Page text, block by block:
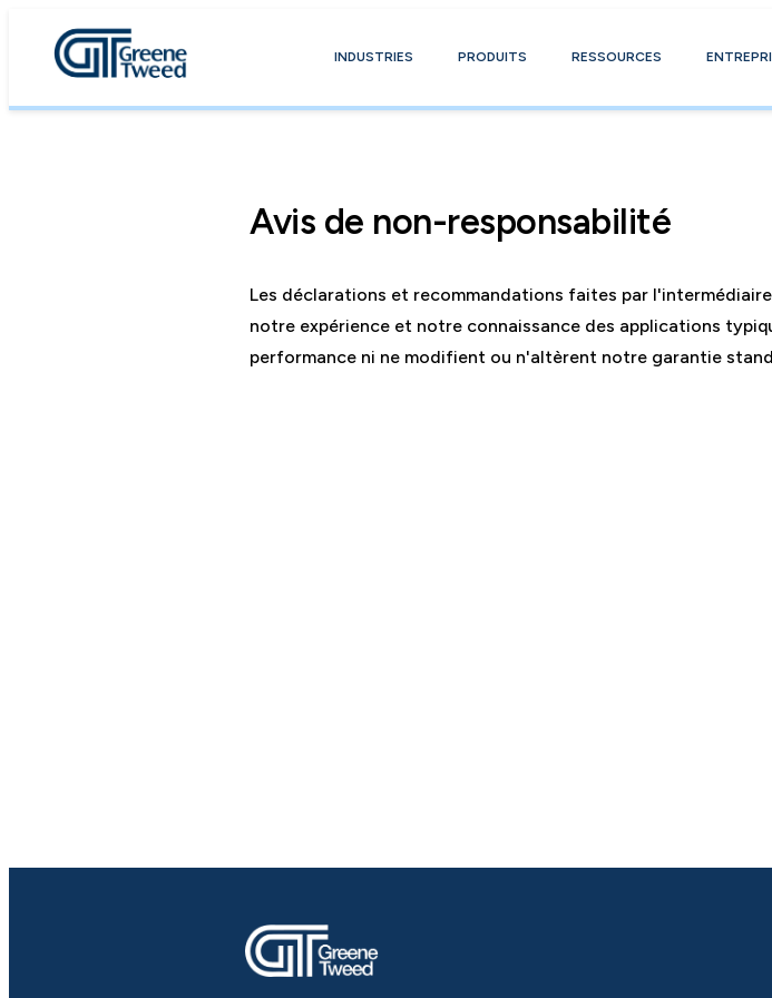
INDUSTRIES PRODUITS RESSOURCES
Avis de non-responsabilité
Les déclarations et recommandations faites par
notre expérience et notre connaissance des applications
performance ni ne modifient ou n'altèrent notre garantie